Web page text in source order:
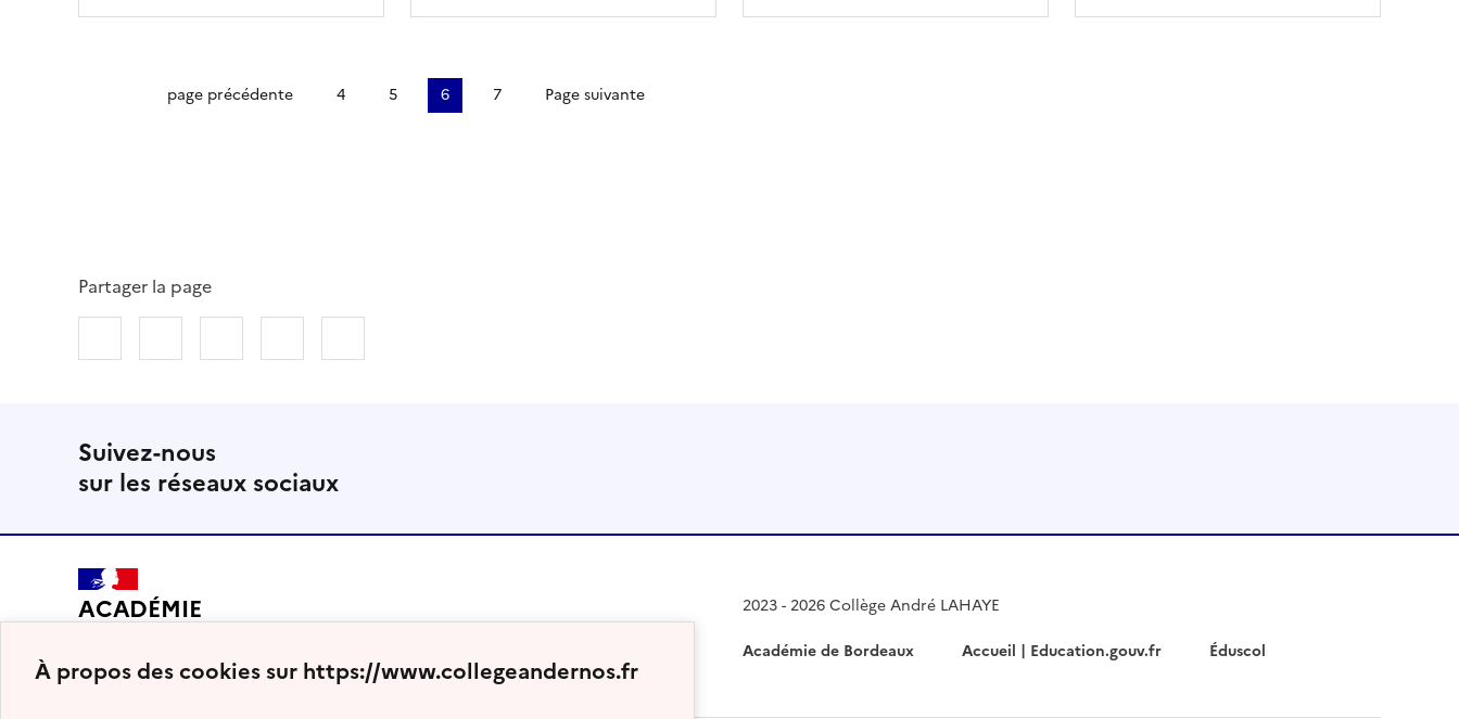
À propos des cookies sur https://www.collegeandernos.fr
Première page
page précédente 4 5 6 7 Page suivante
Partager la page
Suivez-nous
sur les réseaux sociaux
ACADÉMIE
DE BORDEAUX
2023 - 2026 Collège André LAHAYE
Académie de Bordeaux
Accueil | Education.gouv.fr Éduscol